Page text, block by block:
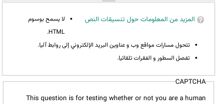
المزيد من المعلومات حول تنسيقات النص
لا يسمح بوسوم
HTML.
تتحول مسارات مواقع وب و عناوين البريد الإلكتروني إلى روابط آليا.
تفصل السطور و الفقرات تلقائيا.
CAPTCHA
This question is for testing whether or not you are a human